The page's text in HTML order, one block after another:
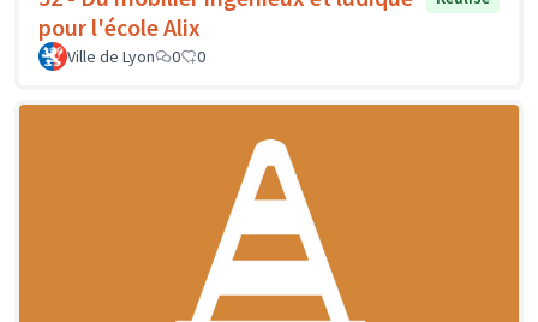
pour l'école Alix
Ville de Lyon 0 0